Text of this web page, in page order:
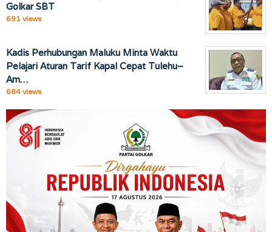
Golkar SBT
691 views
Kadis Perhubungan Maluku Minta Waktu
Pelajari Aturan Tarif Kapal Cepat Tulehu–
Am…
684 views